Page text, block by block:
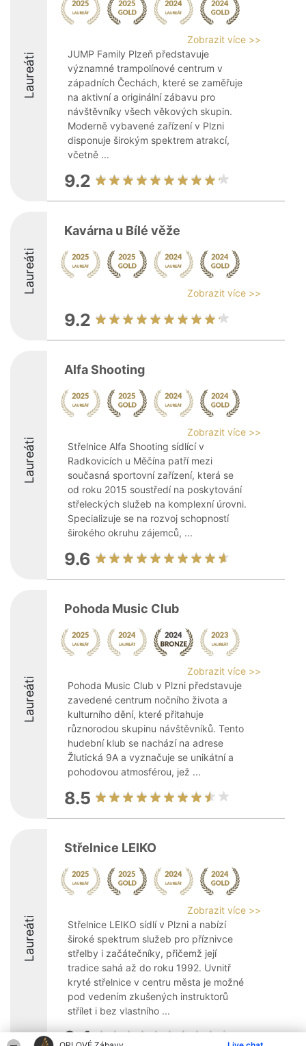
Laureáti
Zobrazit více >>
JUMP Family Plzeň představuje
významné trampolínové centrum v
západních Čechách, které se zaměřuje
na aktivní a originální zábavu pro
návštěvníky všech věkových skupin.
Moderně vybavené zařízení v Plzni
disponuje širokým spektrem atrakcí,
včetně ...
9.2
Laureáti
Kavárna u Bílé věže
Zobrazit více >>
9.2
Laureáti
Alfa Shooting
Zobrazit více >>
Střelnice Alfa Shooting sídlící v
Radkovicích u Měčína patří mezi
současná sportovní zařízení, která se
od roku 2015 soustředí na poskytování
střeleckých služeb na komplexní úrovni.
Specializuje se na rozvoj schopností
širokého okruhu zájemců, ...
9.6
Laureáti
Pohoda Music Club
Zobrazit více >>
Pohoda Music Club v Plzni představuje
zavedené centrum nočního života a
kulturního dění, které přitahuje
různorodou skupinu návštěvníků. Tento
hudební klub se nachází na adrese
Žlutická 9A a vyznačuje se unikátní a
pohodovou atmosférou, jež ...
8.5
Laureáti
Střelnice LEIKO
Zobrazit více >>
Střelnice LEIKO sídlí v Plzni a nabízí
široké spektrum služeb pro příznivce
střelby i začátečníky, přičemž její
tradice sahá až do roku 1992. Uvnitř
kryté střelnice v centru města je možné
pod vedením zkušených instruktorů
střílet i bez vlastního ...
9.4